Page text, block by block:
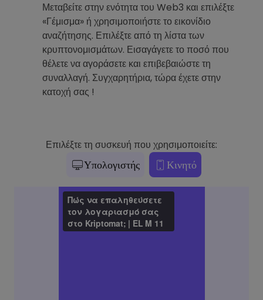
Μεταβείτε στην ενότητα του Web3 και επιλέξτε
«Γέμισμα» ή χρησιμοποιήστε το εικονίδιο
αναζήτησης. Επιλέξτε από τη λίστα των
κρυπτονομισμάτων. Εισαγάγετε το ποσό που
θέλετε να αγοράσετε και επιβεβαιώστε τη
συναλλαγή. Συγχαρητήρια, τώρα έχετε στην
κατοχή σας !
Επιλέξτε τη συσκευή που χρησιμοποιείτε:
Υπολογιστής Κινητό